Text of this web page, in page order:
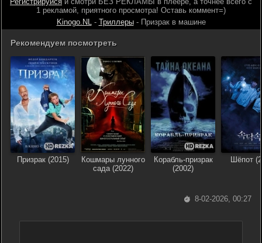
1 рекламой, приятного просмотра! Оставь коммент=)
Kinogo.NL- Триллеры- Призрак в машине
Рекомендуем посмотреть
Призрак (2015)
Кошмары лунного
сада (2022)
Корабль-призрак
(2002)
Шёпот
8-02-2026, 00:27